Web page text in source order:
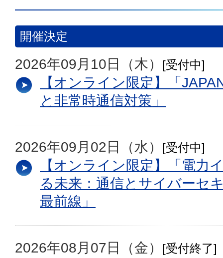
開催決定
2026年09月10日（木） [受付中]
【オンライン限定】「
と非常時通信対策」
2026年09月02日（水） [受付中]
【オンライン限定】「電力
る未来：通信とサイバーセ
最前線」
2026年08月07日（金） [受付終了]